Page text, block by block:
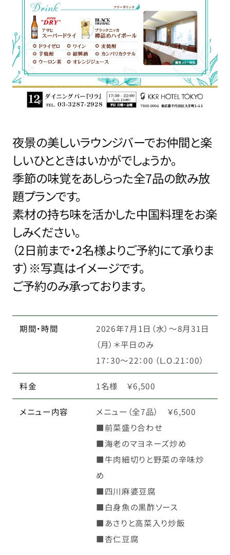
夜景の美しいラウンジバーでお仲間と楽
しいひとときはいかがでしょうか。
季節の味覚をあしらった全7品の飲み放
題プランです。
素材の持ち味を活かした中国料理をお楽
しみください。
（2日前まで・2名様よりご予約にて承りま
す）※写真はイメージです。
ご予約のみ承っております。
期間・時間
2026年7月1日（水）～8月31日
（月）＊平日のみ
17：30～22：00 （L.O.21：00）
料金 1名様 ￥6,500
メニュー内容
メニュー（全7品） ￥6,500
■前菜盛り合わせ
■海老のマヨネーズ炒め
■牛肉細切りと野菜の辛味炒
め
■四川麻婆豆腐
■白身魚の黒酢ソース
■あさりと高菜入り炒飯
■杏仁豆腐